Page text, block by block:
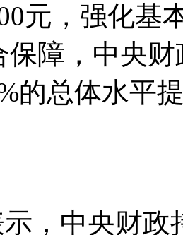
元，强化基
保障，中央
的总体水平
，中央财政